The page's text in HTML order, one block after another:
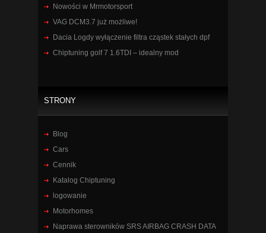
Nowości w Mrmotorsport
VAG DCM3.7 już możliwe!
Dacia Logdy wyłączenie filtra cząstek stałych dpf
Chiptuning golf 7 1.6TDI – idealny mod
STRONY
Blog
Cars
Cennik
Katalog Chiptuning
logowanie
Motorhomes
Naprawa sterowników SRS AIRBAG CRASH DATA